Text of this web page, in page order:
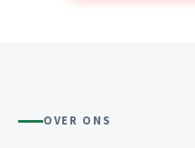
OVER ONS